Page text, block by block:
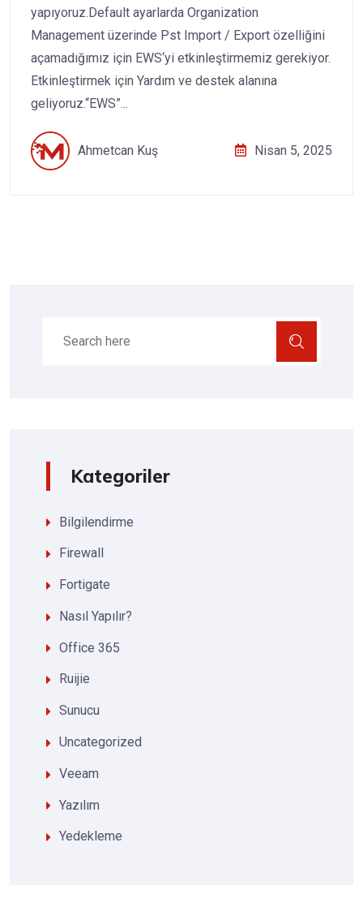
yapıyoruz.Default ayarlarda Organization
Management üzerinde Pst Import / Export özelliğini
açamadığımız için EWS‘yi etkinleştirmemiz gerekiyor.
Etkinleştirmek için Yardım ve destek alanına
geliyoruz.“EWS”...
Ahmetcan Kuş Nisan 5, 2025
Kategoriler
Bilgilendirme
Firewall
Fortigate
Nasıl Yapılır?
Office 365
Ruijie
Sunucu
Uncategorized
Veeam
Yazılım
Yedekleme